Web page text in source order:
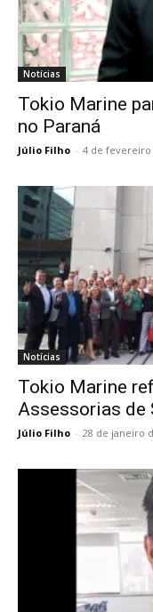
Notícias
Tokio Marine
no Paraná
Júlio Filho - 4 de fevereiro
Notícias
Tokio Marine
Assessorias de
Júlio Filho - 28 de janeiro